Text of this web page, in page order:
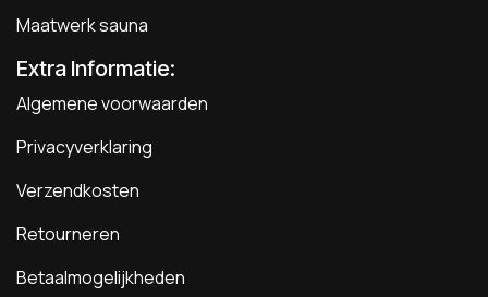
Maatwerk sauna
Extra Informatie:
Algemene voorwaarden
Privacyverklaring
Verzendkosten
Retourneren
Betaalmogelijkheden